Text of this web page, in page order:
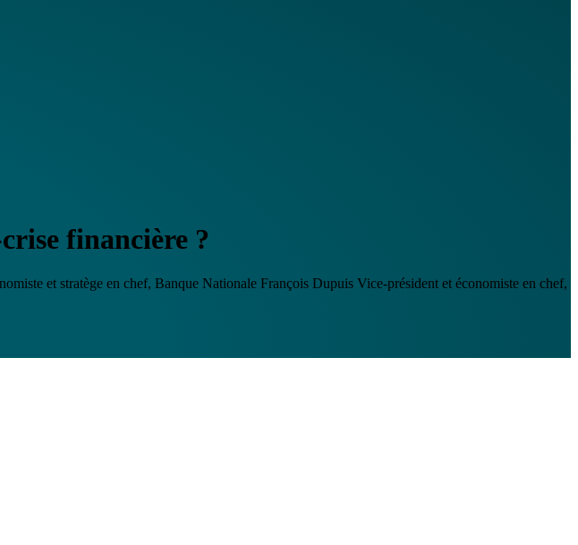
financière ?
et stratège en chef, Banque Nationale François Dupuis Vice-président et économiste en chef,